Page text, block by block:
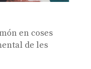
en coses
de les